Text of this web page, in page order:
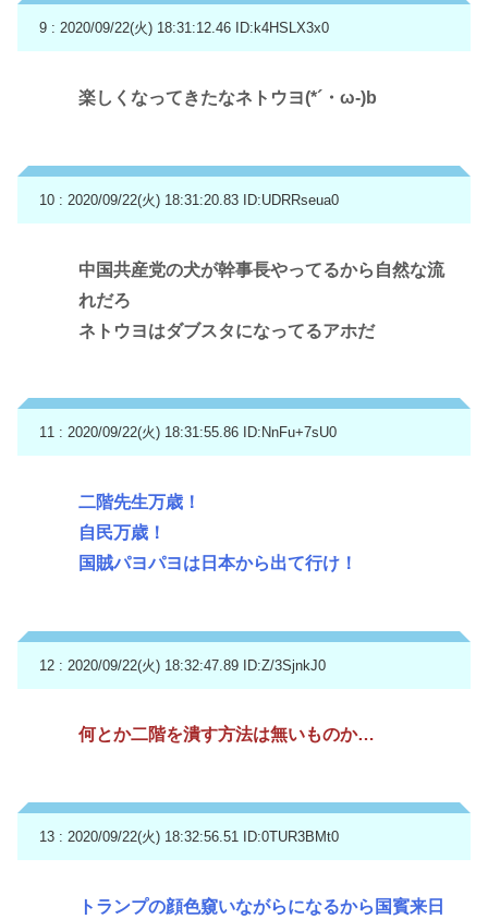
9 : 2020/09/22(火) 18:31:12.46 ID:k4HSLX3x0
楽しくなってきたなネトウヨ(*´・ω-)b
10 : 2020/09/22(火) 18:31:20.83 ID:UDRRseua0
中国共産党の犬が幹事長やってるから自然な流
れだろ
ネトウヨはダブスタになってるアホだ
11 : 2020/09/22(火) 18:31:55.86 ID:NnFu+7sU0
二階先生万歳！
自民万歳！
国賊パヨパヨは日本から出て行け！
12 : 2020/09/22(火) 18:32:47.89 ID:Z/3SjnkJ0
何とか二階を潰す方法は無いものか…
13 : 2020/09/22(火) 18:32:56.51 ID:0TUR3BMt0
トランプの顔色窺いながらになるから国賓来日